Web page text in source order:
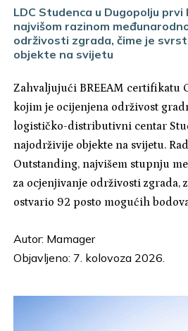
LDC Studenca u Dugopolju
najvišom razinom
održivosti zgrada, čime je
objekte na svijetu
Zahvaljujući BREEAM certifikatu
kojim je ocijenjena održivost
logističko-distributivni centar
najodrživije objekte na svijetu.
Outstanding, najvišem stupnju
za ocjenjivanje održivosti zgrada,
ostvario 92 posto mogućih
Autor: Mamager
Objavljeno: 7. kolovoza 2026.